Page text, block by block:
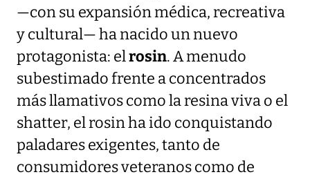
—con su expansión médica, recreativa
y cultural— ha nacido un nuevo
protagonista: elrosin. A menudo
subestimado frente a concentrados
más llamativos como la resina viva o el
shatter, el rosin ha ido conquistando
paladares exigentes, tanto de
consumidores veteranos como de